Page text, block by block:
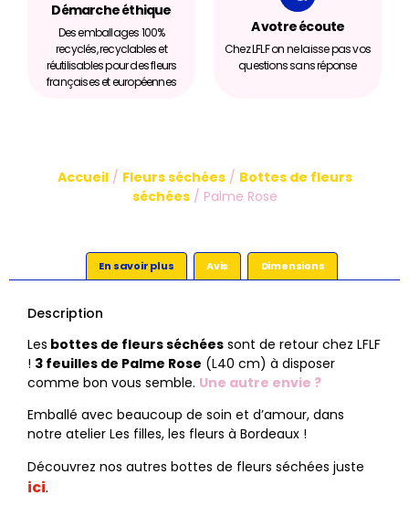
Démarche éthique
Des emballages 100%
recyclés, recyclables et
réutilisables pour des fleurs
françaises et européennes
A votre écoute
Chez LFLF on ne laisse pas vos
questions sans réponse
Accueil/ Fleurs séchées/ Bottes de fleurs
séchées/ Palme Rose
En savoir plus Avis Dimensions
Description
Les bottes de fleurs séchées sont de retour chez LFLF
! 3 feuilles de Palme Rose (L40 cm) à disposer
comme bon vous semble. Une autre envie ?
Emballé avec beaucoup de soin et d’amour, dans
notre atelier Les filles, les fleurs à Bordeaux !
Découvrez nos autres bottes de fleurs séchées juste
ici.